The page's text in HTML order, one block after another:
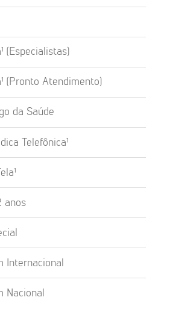
(Especialistas)
(Pronto Atendimento)
da Saúde
Telefônica¹
anos
Internacional
Nacional